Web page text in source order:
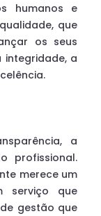
humanos e
que
os seus
integridade, a
a
profissional.
merece um
serviço que
gestão que